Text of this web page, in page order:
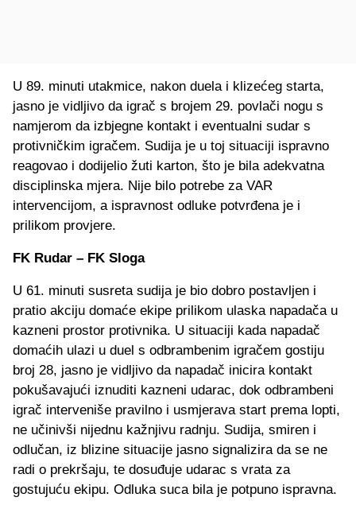
U 89. minuti utakmice, nakon duela i klizećeg starta,
jasno je vidljivo da igrač s brojem 29. povlači nogu s
namjerom da izbjegne kontakt i eventualni sudar s
protivničkim igračem. Sudija je u toj situaciji ispravno
reagovao i dodijelio žuti karton, što je bila adekvatna
disciplinska mjera. Nije bilo potrebe za VAR
intervencijom, a ispravnost odluke potvrđena je i
prilikom provjere.
FK Rudar – FK Sloga
U 61. minuti susreta sudija je bio dobro postavljen i
pratio akciju domaće ekipe prilikom ulaska napadača u
kazneni prostor protivnika. U situaciji kada napadač
domaćih ulazi u duel s odbrambenim igračem gostiju
broj 28, jasno je vidljivo da napadač inicira kontakt
pokušavajući iznuditi kazneni udarac, dok odbrambeni
igrač interveniše pravilno i usmjerava start prema lopti,
ne učinivši nijednu kažnjivu radnju. Sudija, smiren i
odlučan, iz blizine situacije jasno signalizira da se ne
radi o prekršaju, te dosuđuje udarac s vrata za
gostujuću ekipu. Odluka suca bila je potpuno ispravna.